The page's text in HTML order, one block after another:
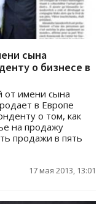
сына
о бизнесе в
от имени сына
в Европе
о том, как
на продажу
продажи в пять
17 мая 2013, 13:01